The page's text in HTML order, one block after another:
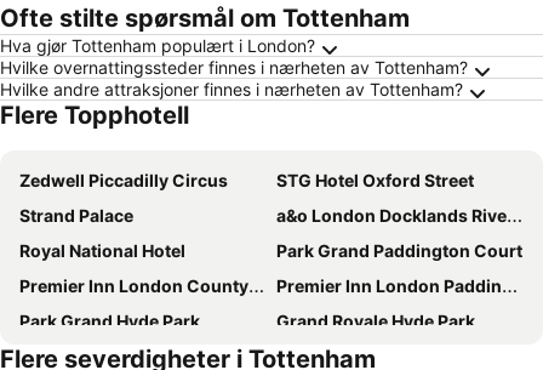
Ofte stilte spørsmål om Tottenham
Hva gjør Tottenham populært i London?
Hvilke overnattingssteder finnes i nærheten av Tottenham?
Hvilke andre attraksjoner finnes i nærheten av Tottenham?
Flere Topphotell
Zedwell Piccadilly Circus
STG Hotel Oxford Street
Strand Palace
a&o London Docklands Riverside
Royal National Hotel
Park Grand Paddington Court
Premier Inn London County Hall
Premier Inn London Paddington (Paddington Basin) hotel
Park Grand Hyde Park
Grand Royale Hyde Park
Copthorne Tara Hotel London Kensington
Park Plaza London Riverbank
Flere severdigheter i Tottenham